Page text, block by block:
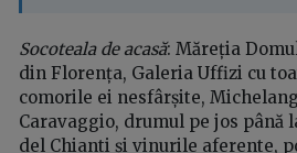
Socoteala de acasă: Măreția
din Florența, Galeria Uffizi cu
comorile ei nesfârșite,
Caravaggio, drumul pe jos până
del Chianti și vinurile aferente,